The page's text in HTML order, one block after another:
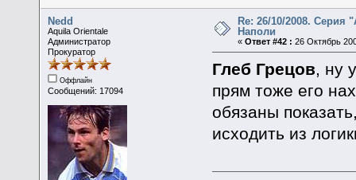
Nedd
Aquila Orientale
Администратор
Прокуратор
Оффлайн
Сообщений: 17094
Re: 26/10/2008. Серия
Наполи
«Ответ #42 : 26 Октябрь
Глеб Грецов , ну
прям тоже его
обязаны
исходить из